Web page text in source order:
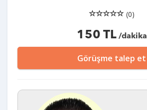
(0)
150 TL/dakika
Görüşme talep et